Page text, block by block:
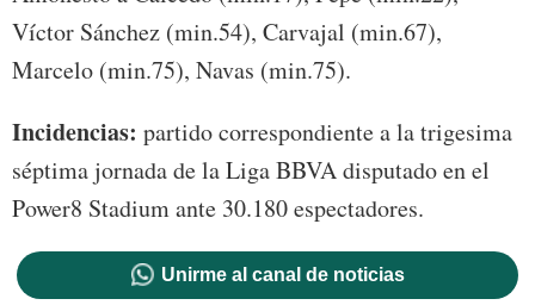
Víctor Sánchez (min.54), Carvajal (min.67),
Marcelo (min.75), Navas (min.75).
Incidencias: partido correspondiente a la trigesima
séptima jornada de la Liga BBVA disputado en el
Power8 Stadium ante 30.180 espectadores.
Unirme al canal de noticias